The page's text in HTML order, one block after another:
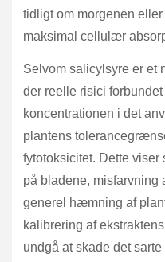
tidligt om morgenen
maksimal cellulær
Selvom salicylsyre er et
der reelle risici
koncentrationen i det
plantens
fytotoksicitet. Dette
på bladene, misfarvning
generel hæmning af
kalibrering af
undgå at skade det